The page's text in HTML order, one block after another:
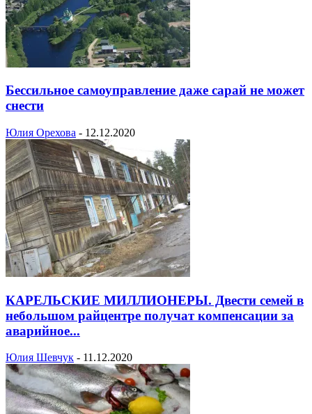
Бессильное самоуправление даже сарай не может
снести
Юлия Орехова - 12.12.2020
КАРЕЛЬСКИЕ МИЛЛИОНЕРЫ. Двести семей в
небольшом райцентре получат компенсации за
аварийное...
Юлия Шевчук - 11.12.2020